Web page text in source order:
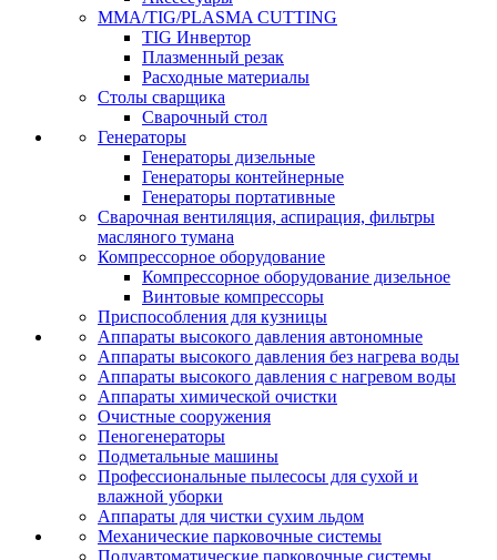
MMA/TIG/PLASMA CUTTING
TIG Инвертор
Плазменный резак
Расходные материалы
Столы сварщика
Сварочный стол
Генераторы
Генераторы дизельные
Генераторы контейнерные
Генераторы портативные
Сварочная вентиляция, аспирация, фильтры
масляного тумана
Компрессорное оборудование
Компрессорное оборудование дизельное
Винтовые компрессоры
Приспособления для кузницы
Аппараты высокого давления автономные
Аппараты высокого давления без нагрева воды
Аппараты высокого давления с нагревом воды
Аппараты химической очистки
Очистные сооружения
Пеногенераторы
Подметальные машины
Профессиональные пылесосы для сухой и
влажной уборки
Аппараты для чистки сухим льдом
Механические парковочные системы
Полуавтоматические парковочные системы